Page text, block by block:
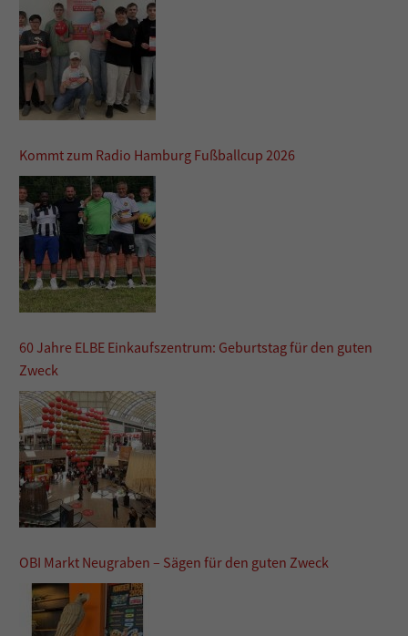
Kommt zum Radio Hamburg Fußballcup 2026
60 Jahre ELBE Einkaufszentrum: Geburtstag für den guten
Zweck
OBI Markt Neugraben – Sägen für den guten Zweck